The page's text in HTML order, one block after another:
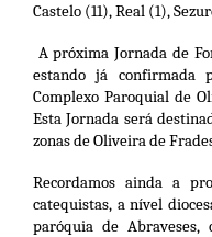
Castelo (11), Real (1),
A próxima Jornada de
estando já confirmada
Complexo Paroquial de
Esta Jornada será
zonas de Oliveira de
Recordamos ainda a
catequistas, a nível
paróquia de